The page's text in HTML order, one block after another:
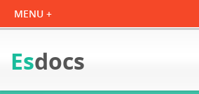
Esdocs